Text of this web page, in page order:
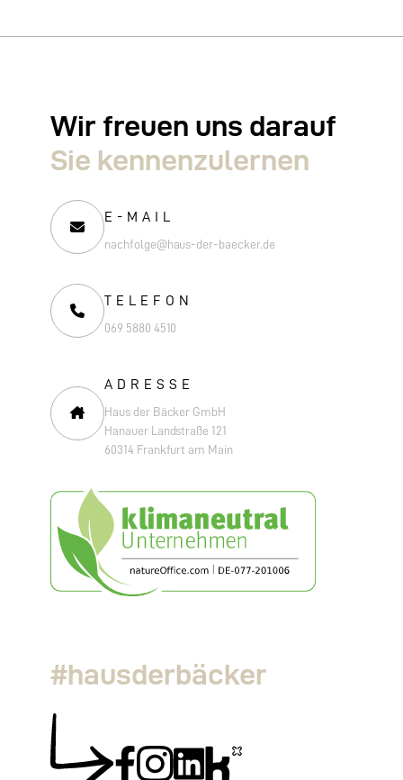
Wir freuen uns darauf
Sie kennen­zulernen
E-MAIL
nachfolge@haus-der-baecker.de
TELEFON
069 5880 4510
ADRESSE
Haus der Bäcker GmbH
Hanauer Landstraße 121
60314 Frankfurt am Main
#hausderbäcker